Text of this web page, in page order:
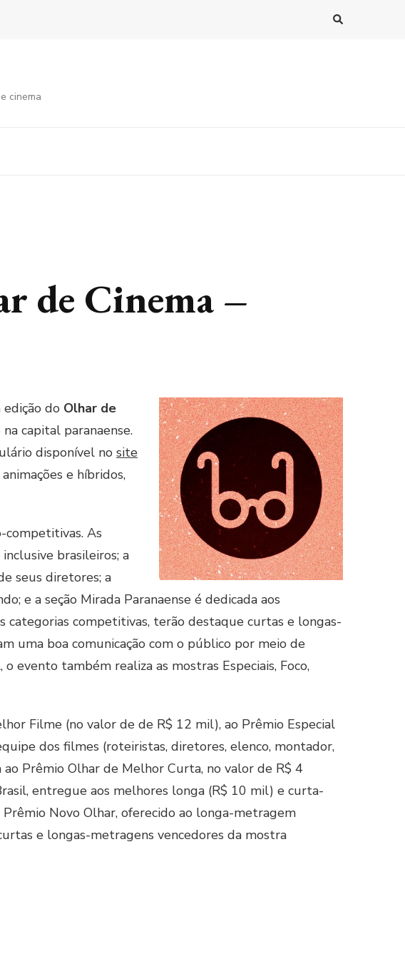
cinema
de Cinema –
edição do Olhar de
capital paranaense.
disponível no site
e híbridos,
competitivas. As
brasileiros; a
seus diretores; a
e a seção Mirada Paranaense é dedicada aos
categorias competitivas, terão destaque curtas e longas-
uma boa comunicação com o público por meio de
evento também realiza as mostras Especiais, Foco,
Filme (no valor de de R$ 12 mil), ao Prêmio Especial
dos filmes (roteiristas, diretores, elenco, montador,
Prêmio Olhar de Melhor Curta, no valor de R$ 4
entregue aos melhores longa (R$ 10 mil) e curta-
Novo Olhar, oferecido ao longa-metragem
e longas-metragens vencedores da mostra